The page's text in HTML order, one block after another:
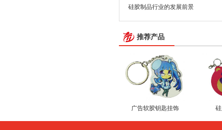
了！
硅胶制品行业的发展前景
推荐产品
广告软胶钥匙挂饰